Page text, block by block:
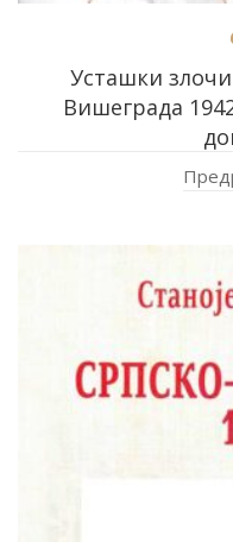
Усташки
Вишеграда